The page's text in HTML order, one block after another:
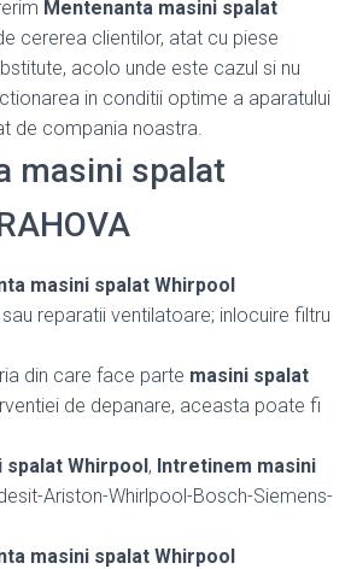
Mentenanta masini spalat
cererea clientilor, atat cu piese
acolo unde este cazul si nu
in conditii optime a aparatului
de compania noastra.
masini spalat
masini spalat Whirpool
reparatii ventilatoare; inlocuire filtru
din care face parte masini spalat
de depanare, aceasta poate fi
spalat Whirpool, Intretinem masini
Ariston-Whirlpool-Bosch-Siemens-
masini spalat Whirpool